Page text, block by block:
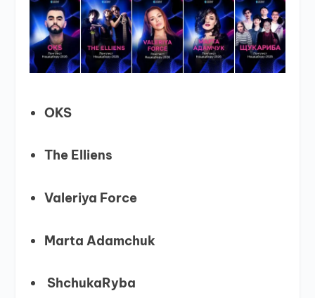
OKS
The Elliens
Valeriya Force
Marta Adamchuk
ShchukaRyba